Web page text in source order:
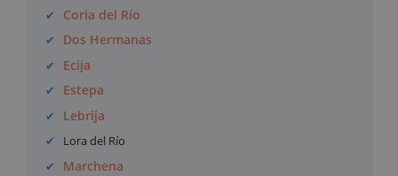
Coria del Río
Dos Hermanas
Ecija
Estepa
Lebrija
Lora del Río
Marchena